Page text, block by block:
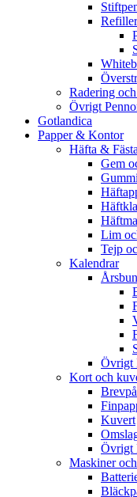
Refiller
Radering
Övrigt
Gotlandica
Papper & Kontor
Häfta & Fästa
Gem
Lim
Tejp
Kalendrar
Övrigt
Kort och
Kuvert
Övrigt
Maskiner